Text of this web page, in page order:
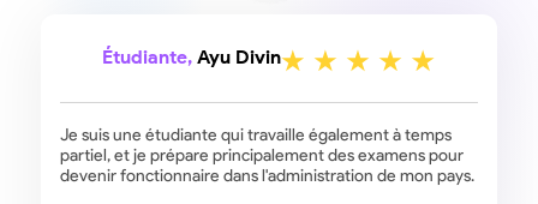
Étudiante,Ayu Divin
Je suis une étudiante qui travaille également à temps
partiel, et je prépare principalement des examens pour
devenir fonctionnaire dans l'administration de mon pays.